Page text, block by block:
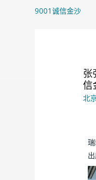
9001诚信金沙
张
信
北